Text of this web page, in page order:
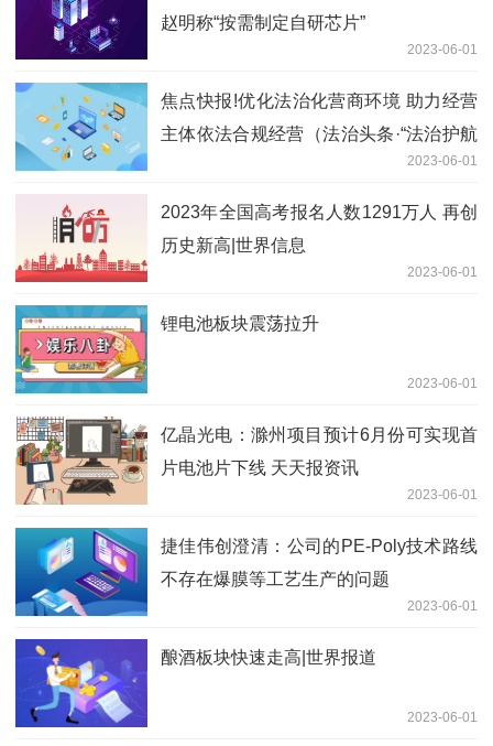
赵明称“按需制定自研芯片”
2023-06-01
焦点快报!优化法治化营商环境 助力经营
主体依法合规经营（法治头条·“法治护航
2023-06-01
2023年全国高考报名人数1291万人 再创
历史新高|世界信息
2023-06-01
锂电池板块震荡拉升
2023-06-01
亿晶光电：滁州项目预计6月份可实现首
片电池片下线 天天报资讯
2023-06-01
捷佳伟创澄清：公司的PE-Poly技术路线
不存在爆膜等工艺生产的问题
2023-06-01
酿酒板块快速走高|世界报道
2023-06-01